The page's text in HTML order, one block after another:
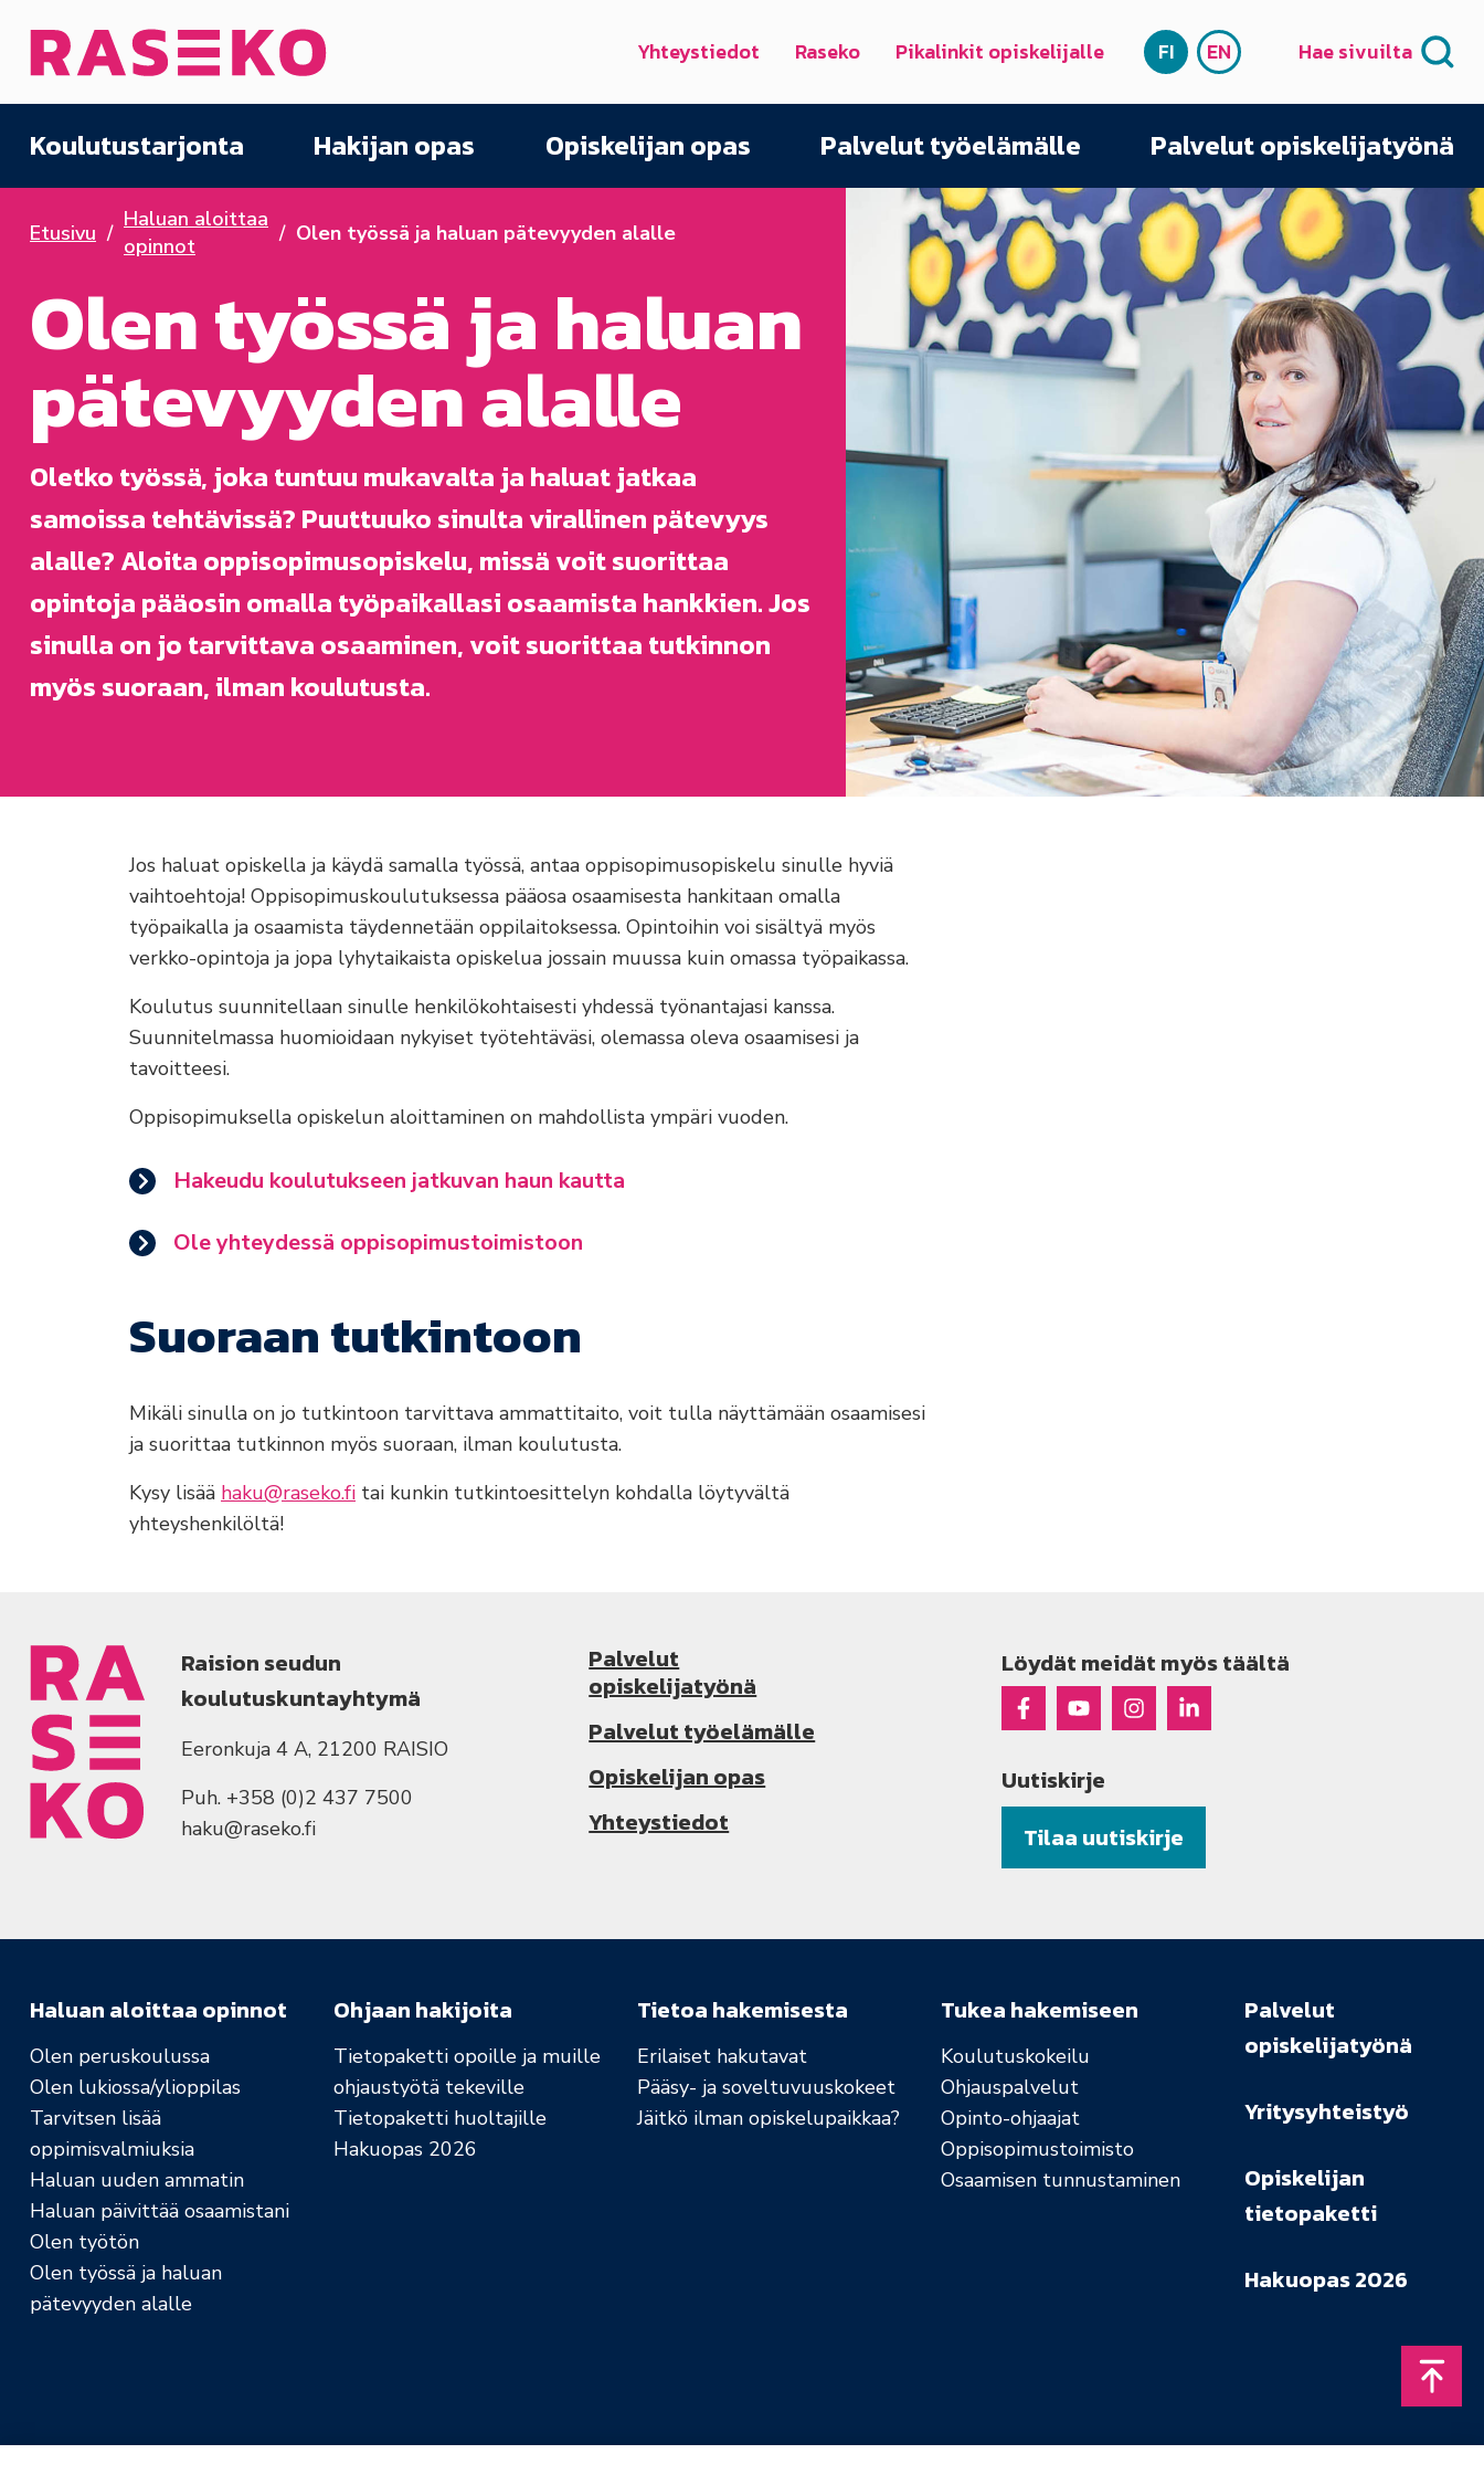
Etusivu Yhteystiedot Raseko Pikalinkit opiskelijalle SUOMI
FI ENGLISH
EN Hae sivuilta
Koulutustarjonta Hakijan opas Opiskelijan opas Palvelut työelämälle Palvelut opiskelijatyönä
Etusivu
Haluan aloittaa
opinnot
Olen työssä ja haluan pätevyyden alalle
Olen työssä ja haluan
pätevyyden alalle
Oletko työssä, joka tuntuu mukavalta ja haluat jatkaa
samoissa tehtävissä? Puuttuuko sinulta virallinen pätevyys
alalle? Aloita oppisopimusopiskelu, missä voit suorittaa
opintoja pääosin omalla työpaikallasi osaamista hankkien. Jos
sinulla on jo tarvittava osaaminen, voit suorittaa tutkinnon
myös suoraan, ilman koulutusta.
Jos haluat opiskella ja käydä samalla työssä, antaa oppisopimusopiskelu sinulle hyviä
vaihtoehtoja! Oppisopimuskoulutuksessa pääosa osaamisesta hankitaan omalla
työpaikalla ja osaamista täydennetään oppilaitoksessa. Opintoihin voi sisältyä myös
verkko-opintoja ja jopa lyhytaikaista opiskelua jossain muussa kuin omassa työpaikassa.
Koulutus suunnitellaan sinulle henkilökohtaisesti yhdessä työnantajasi kanssa.
Suunnitelmassa huomioidaan nykyiset työtehtäväsi, olemassa oleva osaamisesi ja
tavoitteesi.
Oppisopimuksella opiskelun aloittaminen on mahdollista ympäri vuoden.
Hakeudu koulutukseen jatkuvan haun kautta
Ole yhteydessä oppisopimustoimistoon
Suoraan tutkintoon
Mikäli sinulla on jo tutkintoon tarvittava ammattitaito, voit tulla näyttämään osaamisesi
ja suorittaa tutkinnon myös suoraan, ilman koulutusta.
Kysy lisää haku@raseko.fi tai kunkin tutkintoesittelyn kohdalla löytyvältä
yhteyshenkilöltä!
Raision seudun
koulutuskuntayhtymä
Eeronkuja 4 A, 21200 RAISIO
Puh. +358 (0)2 437 7500
haku@raseko.fi
Palvelut
opiskelijatyönä
Palvelut työelämälle
Opiskelijan opas
Yhteystiedot
Löydät meidät myös täältä
Raseko Facebookissa
Raseko Youtubessa
Raseko Instagramissa
Raseko Linkedinissä
Uutiskirje
Tilaa uutiskirje
Haluan aloittaa opinnot
Olen peruskoulussa
Olen lukiossa/ylioppilas
Tarvitsen lisää
oppimisvalmiuksia
Haluan uuden ammatin
Haluan päivittää osaamistani
Olen työtön
Olen työssä ja haluan
pätevyyden alalle
Ohjaan hakijoita
Tietopaketti opoille ja muille
ohjaustyötä tekeville
Tietopaketti huoltajille
Hakuopas 2026
Tietoa hakemisesta
Erilaiset hakutavat
Pääsy- ja soveltuvuuskokeet
Jäitkö ilman opiskelupaikkaa?
Tukea hakemiseen
Koulutuskokeilu
Ohjauspalvelut
Opinto-ohjaajat
Oppisopimustoimisto
Osaamisen tunnustaminen
Palvelut
opiskelijatyönä
Yritysyhteistyö
Opiskelijan
tietopaketti
Hakuopas 2026